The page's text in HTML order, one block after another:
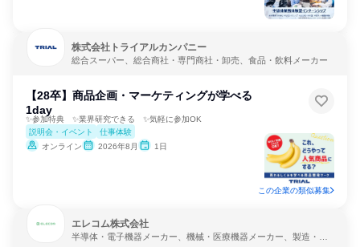
株式会社トライアルカンパニー
総合スーパー、総合商社・専門商社・卸売、食品・飲料メーカー
【28卒】商品企画・マーケティングが学べる
1day
✨参加特典 ✨業界研究できる ✨気軽に参加OK
説明会・イベント
仕事体験
オンライン
2026年8月 1日
この企業の類似募集
エレコム株式会社
半導体・電子機器メーカー、機械・医療機器メーカー、製造・メ